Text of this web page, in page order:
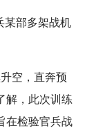
某部多架战机
空，直奔预
解，此次训练
在检验官兵战